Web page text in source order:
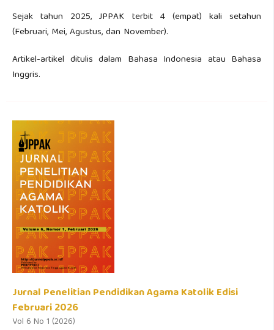
Sejak tahun 2025, JPPAK terbit 4 (empat) kali setahun
(Februari, Mei, Agustus, dan November).
Artikel-artikel ditulis dalam Bahasa Indonesia atau Bahasa
Inggris.
Jurnal Penelitian Pendidikan Agama Katolik Edisi
Februari 2026
Vol 6 No 1 (2026)